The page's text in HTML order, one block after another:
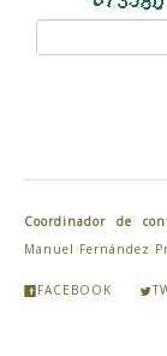
Coordinador de
Manuel Fernández
FACEBOOK